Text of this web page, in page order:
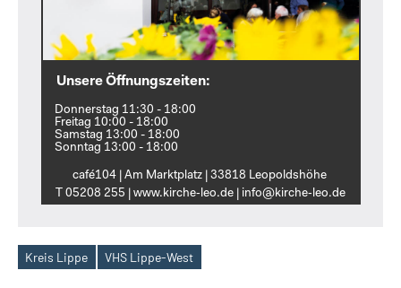
Unsere Öffnungszeiten:
Donnerstag 11:30 - 18:00
Freitag 10:00 - 18:00
Samstag 13:00 - 18:00
Sonntag 13:00 - 18:00
café104 | Am Marktplatz | 33818 Leopoldshöhe
T 05208 255 | www.kirche‑leo.de | info@kirche‑leo.de
Schlagwörter
Kreis Lippe VHS Lippe-West